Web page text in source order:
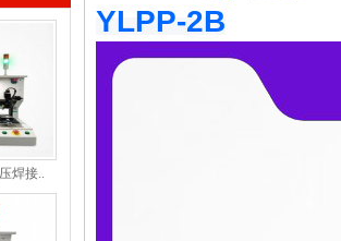
焊接..
YLPP-2B